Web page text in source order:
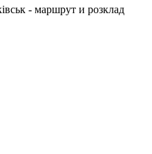
- маршрут и розклад